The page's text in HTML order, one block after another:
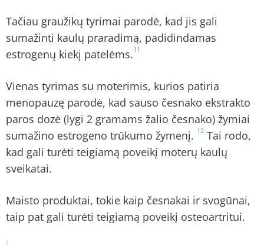
Tačiau graužikų tyrimai parodė, kad jis gali
sumažinti kaulų praradimą, padidindamas
estrogenų kiekį patelėms.11
Vienas tyrimas su moterimis, kurios patiria
menopauzę parodė, kad sauso česnako ekstrakto
paros dozė (lygi 2 gramams žalio česnako) žymiai
sumažino estrogeno trūkumo žymenį. 12 Tai rodo,
kad gali turėti teigiamą poveikį moterų kaulų
sveikatai.
Maisto produktai, tokie kaip česnakai ir svogūnai,
taip pat gali turėti teigiamą poveikį osteoartritui.